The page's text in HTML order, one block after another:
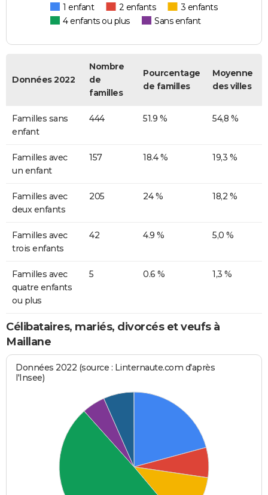
1 enfant 2 enfants
3 enfants
4 enfants ou plus
Sans enfant
Données 2022
Nombre
de
familles
Pourcentage
de familles
Moyenne
des villes
Familles sans
enfant
444 51.9 % 54,8 %
Familles avec
un enfant
157 18.4 % 19,3 %
Familles avec
deux enfants
205 24 % 18,2 %
Familles avec
trois enfants
42 4.9 % 5,0 %
Familles avec
quatre enfants
ou plus
5 0.6 % 1,3 %
Célibataires, mariés, divorcés et veufs à
Maillane
Données 2022 (source : Linternaute.com d'après
l'Insee)